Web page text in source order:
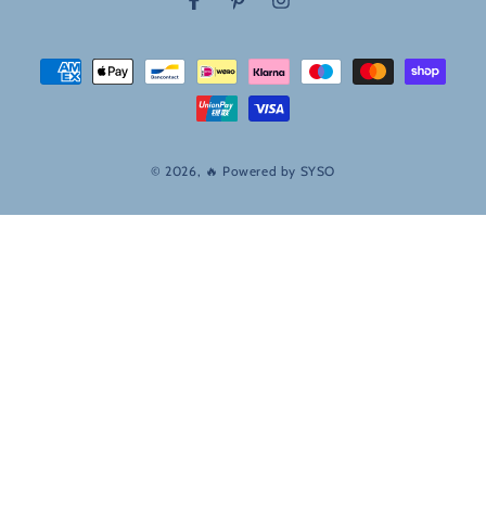
FacebookPinterestInstagram
© 2026, 🔥 Powered by SYSO
Betaalmethodes